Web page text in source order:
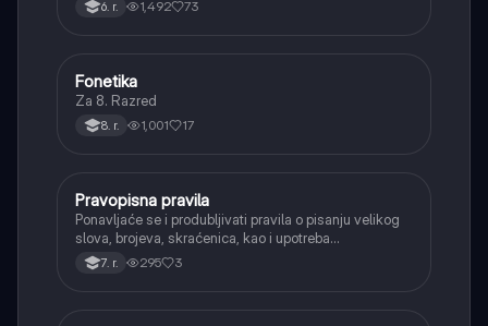
(svršeni i nesvršeni).
6. r. 1,492 73
Srpski jezik
Fonetika
Za 8. Razred
8. r. 1,001 17
Srpski jezik
Pravopisna pravila
Ponavljaće se i produbljivati pravila o pisanju velikog
slova, brojeva, skraćenica, kao i upotreba
interpunkcije, sa posebnim fokusom na zarez u
složenoj rečenici.
7. r. 295 3